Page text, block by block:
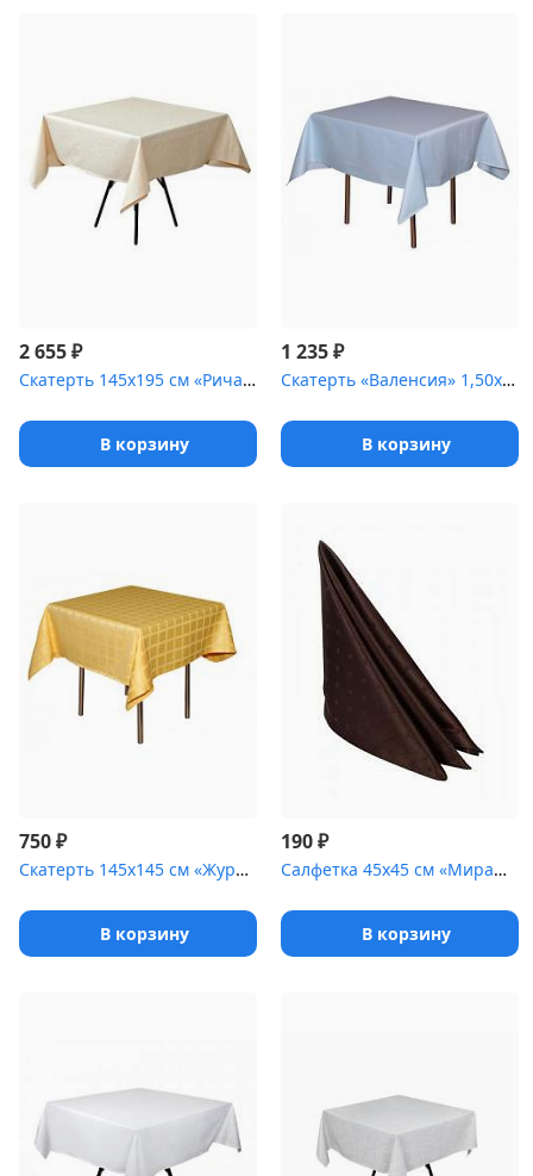
2 655₽
Скатерть 145х195 см «Ричард ажур» бежевая
В корзину
1 235₽
Скатерть «Валенсия» 1,50х1,50 м голубая
В корзину
750₽
Скатерть 145х145 см «Журавинка» желтая [(квадрат)]
В корзину
190₽
Салфетка 45х45 см «Мираж» коричневая
В корзину